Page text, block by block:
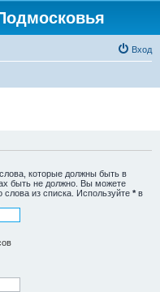
Вход
слова, которые должны быть в
быть не должно. Вы можете
слова из списка. Используйте * в